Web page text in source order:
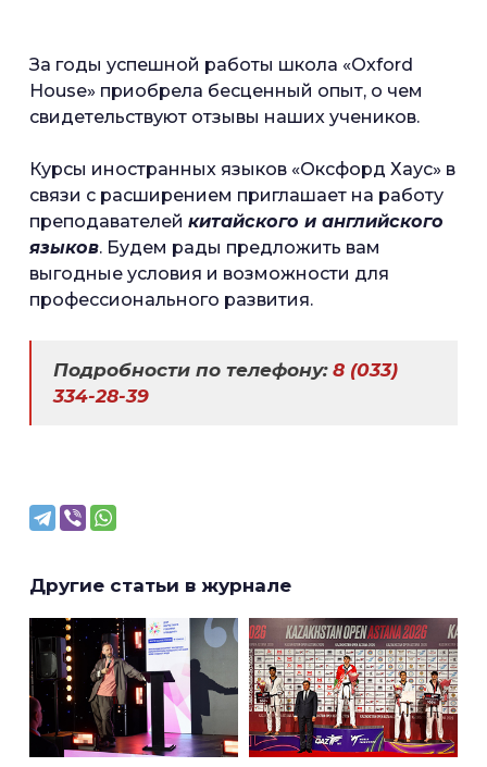
За годы успешной работы школа «Oxford
House» приобрела бесценный опыт, о чем
свидетельствуют отзывы наших учеников.
Курсы иностранных языков «Оксфорд Хаус» в
связи с расширением приглашает на работу
преподавателей китайского и английского
языков. Будем рады предложить вам
выгодные условия и возможности для
профессионального развития.
Подробности по телефону: 8 (033)
334-28-39
Другие статьи в журнале